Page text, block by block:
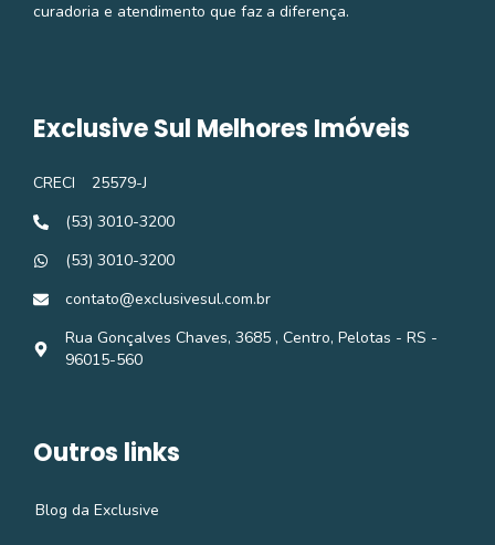
curadoria e atendimento que faz a diferença.
Exclusive Sul Melhores Imóveis
CRECI
25579-J
(53) 3010-3200
(53) 3010-3200
contato@exclusivesul.com.br
Rua Gonçalves Chaves, 3685 , Centro, Pelotas - RS -
96015-560
Outros links
Blog da Exclusive